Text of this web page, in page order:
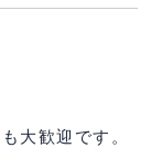
大歓迎です。